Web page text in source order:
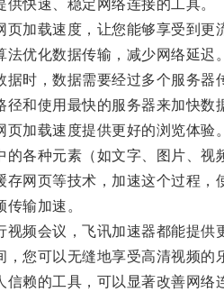
快速、稳定网络连接的工具。
载速度，让您能够享受到更
优化数据传输，减少网络延迟。
，数据需要经过多个服务器
使用最快的服务器来加快数
加载速度提供更好的浏览体验。
种元素（如文字、图片、视
页等技术，加速这个过程，
输加速。
会议，飞讯加速器都能提供
您可以无缝地享受高清视频的
赖的工具，可以显著改善网络